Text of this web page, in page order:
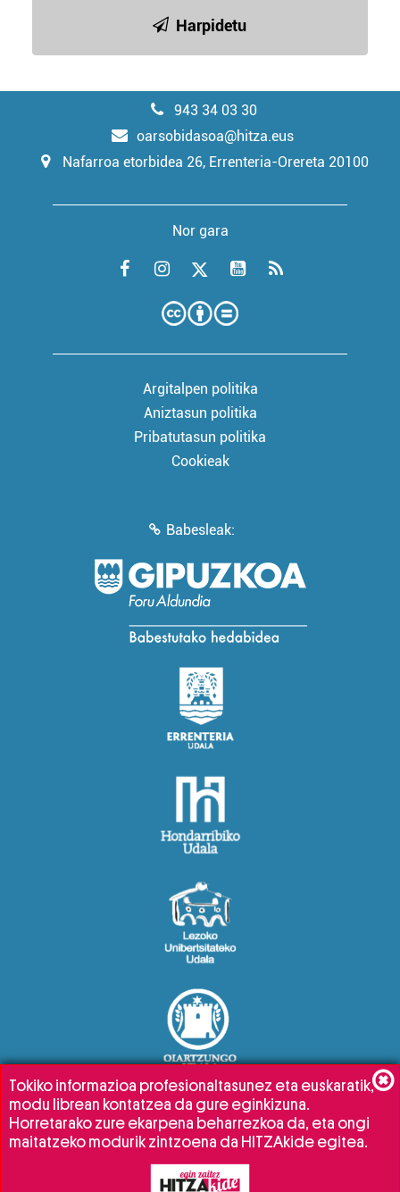
Harpidetu
943 34 03 30
oarsobidasoa@hitza.eus
Nafarroa etorbidea 26, Errenteria-Orereta 20100
Nor gara
Argitalpen politika
Aniztasun politika
Pribatutasun politika
Cookieak
Babesleak:
Tokiko informazioa profesionaltasunez eta euskaratik,
modu librean kontatzea da gure eginkizuna.
Horretarako zure ekarpena beharrezkoa da, eta ongi
maitatzeko modurik zintzoena da HITZAkide egitea.